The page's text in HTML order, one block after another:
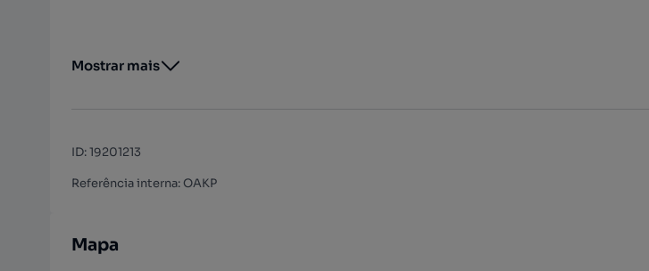
Mostrar mais
ID:19201213
Referência interna: OAKP
Mapa